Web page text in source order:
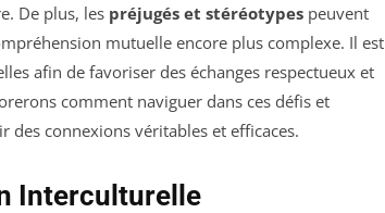
De plus, les préjugés et stéréotypes peuvent
mutuelle encore plus complexe. Il est
afin de favoriser des échanges respectueux et
comment naviguer dans ces défis et
connexions véritables et efficaces.
Interculturelle